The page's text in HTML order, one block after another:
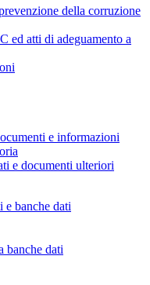
della corruzione
ed atti di adeguamento a
e informazioni
e documenti ulteriori
e banche dati
banche dati